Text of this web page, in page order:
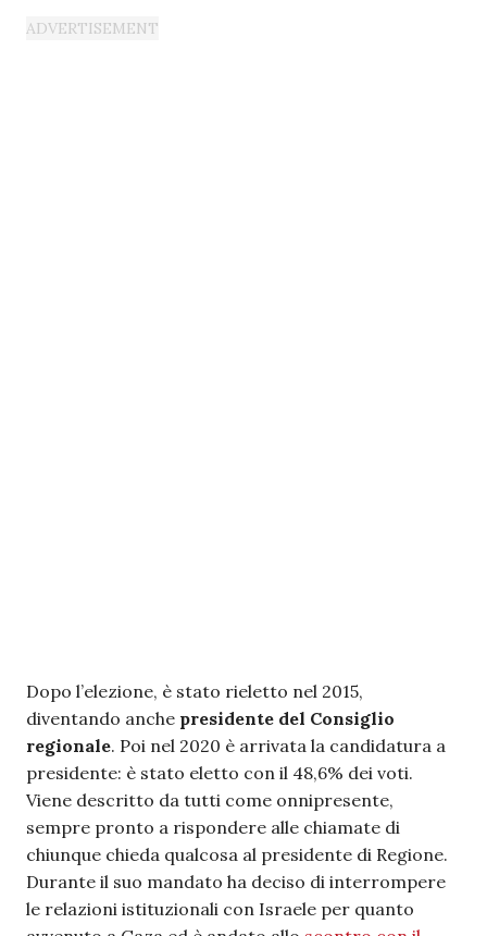
Dopo l’elezione, è stato rieletto nel 2015,
diventando anche presidente del Consiglio
regionale. Poi nel 2020 è arrivata la candidatura a
presidente: è stato eletto con il 48,6% dei voti.
Viene descritto da tutti come onnipresente,
sempre pronto a rispondere alle chiamate di
chiunque chieda qualcosa al presidente di Regione.
Durante il suo mandato ha deciso di interrompere
le relazioni istituzionali con Israele per quanto